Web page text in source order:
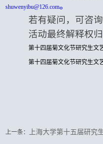
shuwenyibu@126.com。
若有疑问，可咨
活动最终解释权
第十四届菊文化节研究生文
第十四届菊文化节研究生文
上一条： 上海大学第十五届研究